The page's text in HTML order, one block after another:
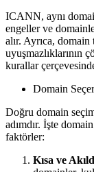
ICANN, aynı
engeller ve
alır. Ayrıca,
uyuşmazlıklarının
kurallar
Domain
Doğru domain
adımdır. İşte
faktörler:
Kısa ve